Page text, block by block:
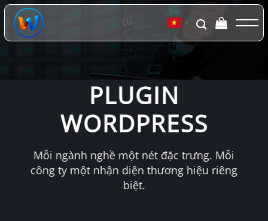
Chuyển
đến
dung
▼
PLUGIN
WORDPRESS
Mỗi ngành nghề một nét đặc trưng. Mỗi
công ty một nhận diện thương hiệu riêng
biệt.